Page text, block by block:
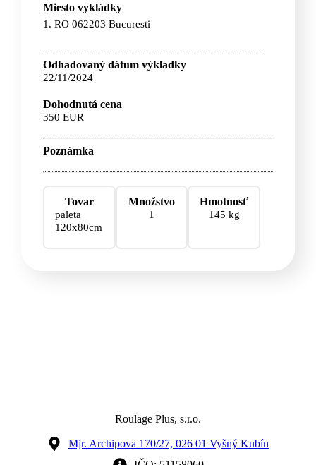
Miesto vykládky
1. RO 062203 Bucuresti
Odhadovaný dátum výkladky
22/11/2024
Dohodnutá cena
350 EUR
Poznámka
Tovar
paleta
120x80cm
Množstvo
1
Hmotnosť
145 kg
Roulage Plus, s.r.o.
Mjr. Archipova 170/27, 026 01 Vyšný Kubín